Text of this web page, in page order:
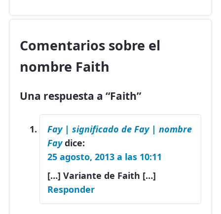
Comentarios sobre el
nombre Faith
Una respuesta a “Faith”
Fay | significado de Fay | nombre
Fay dice:
25 agosto, 2013 a las 10:11
[…] Variante de Faith […]
Responder